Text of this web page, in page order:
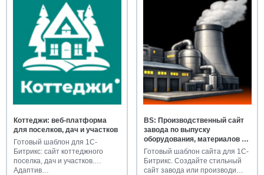
Коттеджи: веб-платформа
для поселков, дач и участков
Готовый шаблон для 1С-
Битрикс: сайт коттеджного
поселка, дач и участков.
Адаптив…
BS: Производственный сайт
завода по выпуску
оборудования, материалов и
техники
Готовый шаблон сайта для 1С-
Битрикс. Создайте стильный
сайт завода или производи…